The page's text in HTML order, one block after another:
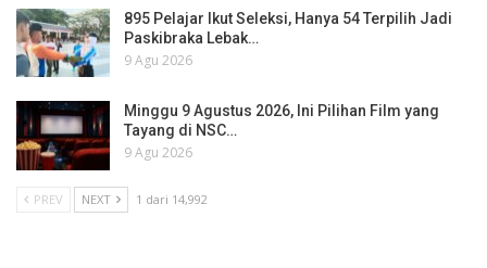
895 Pelajar Ikut Seleksi, Hanya 54 Terpilih Jadi
Paskibraka Lebak…
9 Agu 2026
Minggu 9 Agustus 2026, Ini Pilihan Film yang
Tayang di NSC…
9 Agu 2026
PREV NEXT 1 dari 14,992